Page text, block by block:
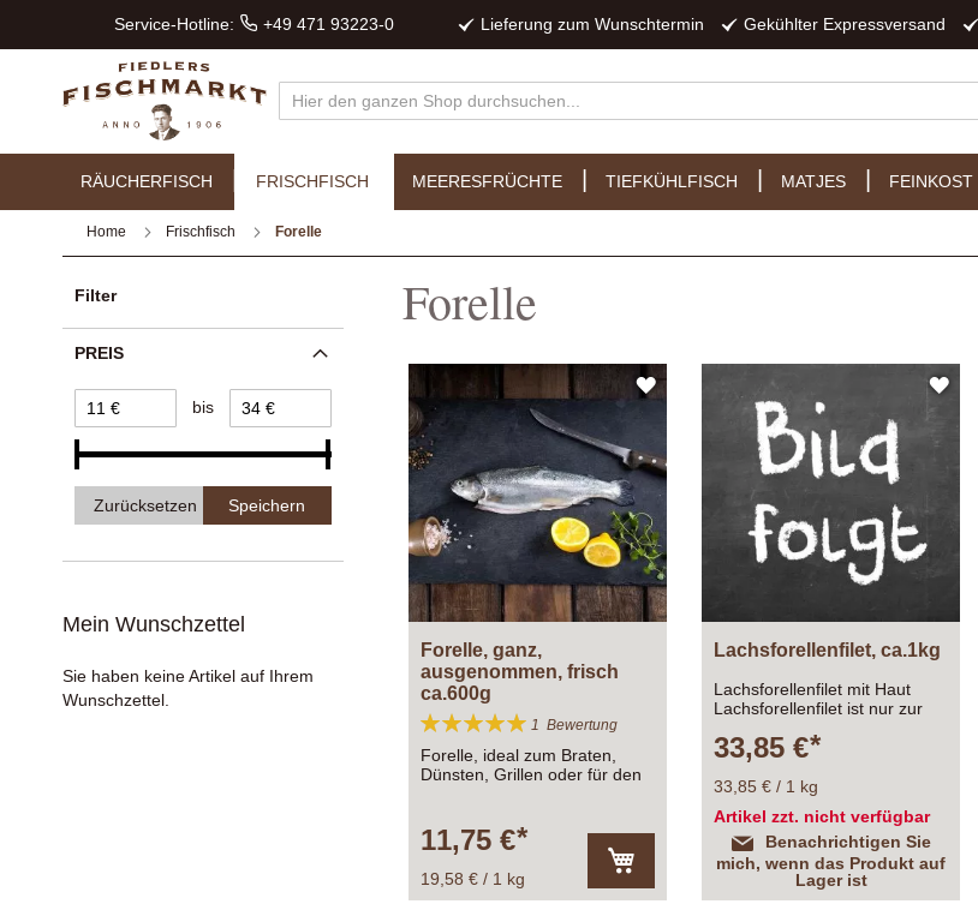
Service-Hotline: +49 471 93223-0 Lieferung zum Wunschtermin Gekühlter Expressversand
RÄUCHERFISCH FRISCHFISCH MEERESFRÜCHTE TIEFKÜHLFISCH MATJES FEINKOST
Home Frischfisch Forelle
Forelle
ZUR
WUNSCHLISTE
HINZUFÜGEN
Forelle, ganz,
ausgenommen, frisch
ca.600g
Bewertung:
1Bewertung
Forelle, ideal zum Braten,
Dünsten, Grillen oder für den
11,75 €
19,58 € / 1 kg
den
ZUR
Lachsforellenfilet, ca.1kg
Lachsforellenfilet mit Haut
Lachsforellenfilet ist nur zur
Freitag verfügbar !!!
33,85 €
33,85 € / 1 kg
Artikel zzt. nicht verfügbar
Benachrichtigen Sie
mich, wenn das Produkt auf
Lager ist
Filter
PREIS
bis
Zurücksetzen Speichern
Mein Wunschzettel
Sie haben keine Artikel auf Ihrem
Wunschzettel.